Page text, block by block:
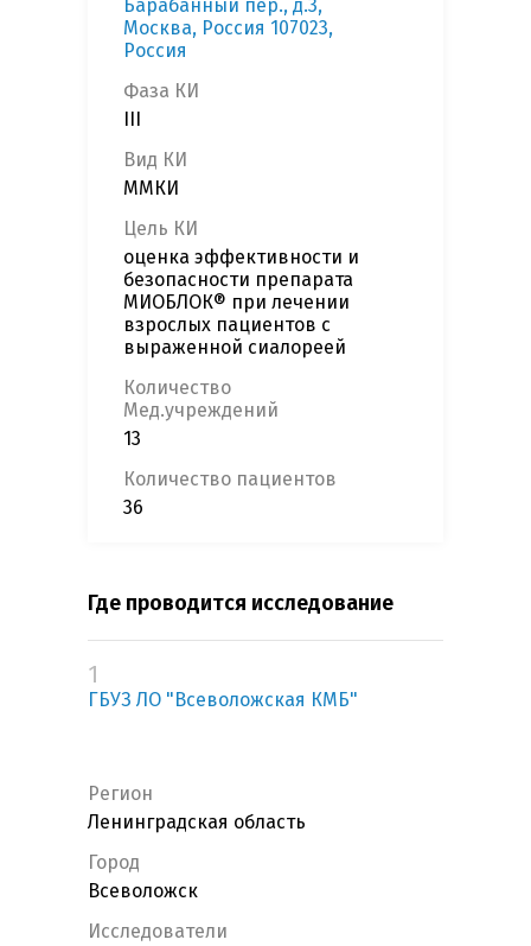
Барабанный пер., д.3,
Москва, Россия 107023,
Россия
Фаза КИ
Вид КИ
ММКИ
Цель КИ
оценка эффективности и
безопасности препарата
МИОБЛОК® при лечении
взрослых пациентов с
выраженной сиалореей
Количество
Мед.учреждений
13
Количество пациентов
36
Где проводится исследование
1
ГБУЗ ЛО "Всеволожская КМБ"
Регион
Ленинградская область
Город
Всеволожск
Исследователи